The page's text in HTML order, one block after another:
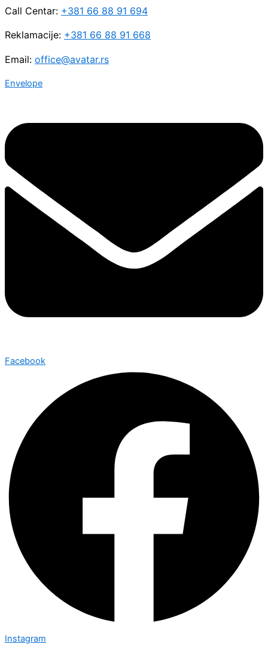
Call Centar: +381 66 88 91 694
Reklamacije: +381 66 88 91 668
Email: office@avatar.rs
Envelope
Facebook
Instagram